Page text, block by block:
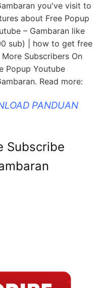
you've visit to
about Free Popup
– Gambaran like
sub) | how to get free
Subscribers On
Popup Youtube
Read more:
PANDUAN
Subscribe